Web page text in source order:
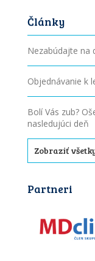
Články
Nezabúdajte na
Objednávanie k
Bolí Vás zub?
nasledujúci deň
Zobraziť
Partneri